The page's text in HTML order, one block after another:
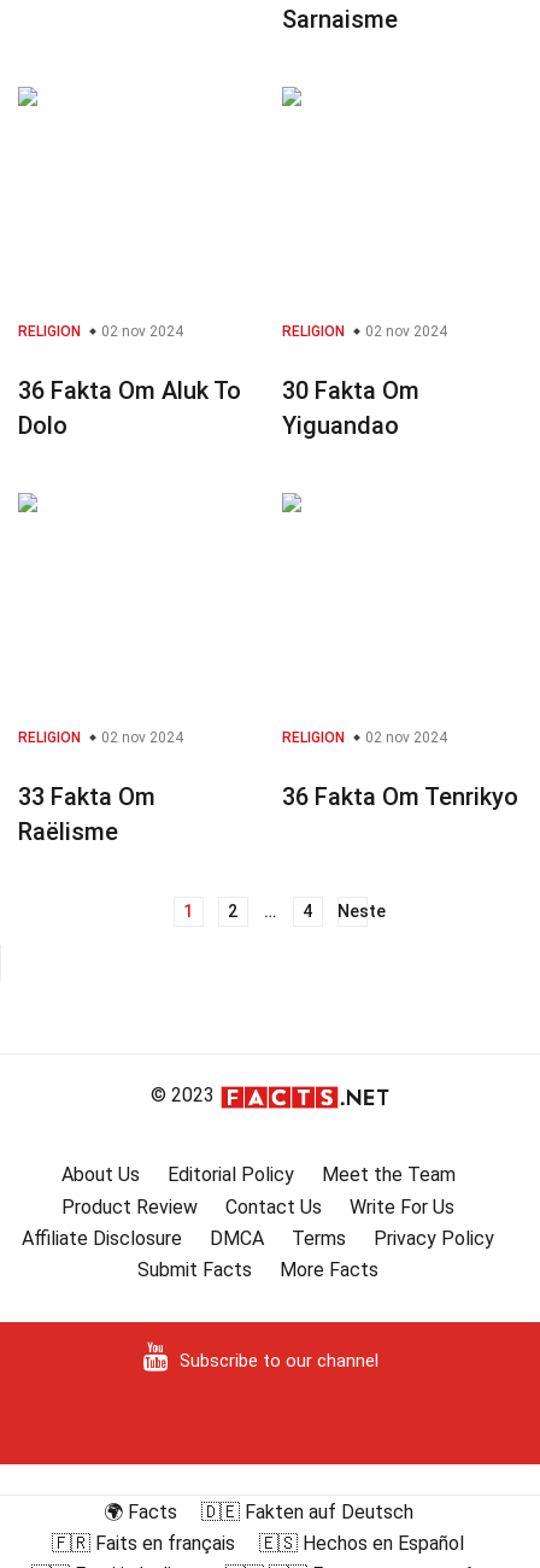
Sarnaisme
RELIGION 02 nov 2024
36 Fakta Om Aluk To
Dolo
RELIGION 02 nov 2024
30 Fakta Om
Yiguandao
RELIGION 02 nov 2024
33 Fakta Om
Raëlisme
RELIGION 02 nov 2024
36 Fakta Om Tenrikyo
Innleggnavigasjon
1 2 … 4 Neste
© 2023
About Us Editorial Policy
Meet the Team
Product Review
Contact Us
Write For Us
Affiliate Disclosure
DMCA Terms
Privacy Policy
Submit Facts
More Facts
Subscribe to our channel
🌍 Facts
🇩🇪 Fakten auf Deutsch
🇫🇷 Faits en français
🇪🇸 Hechos en Español